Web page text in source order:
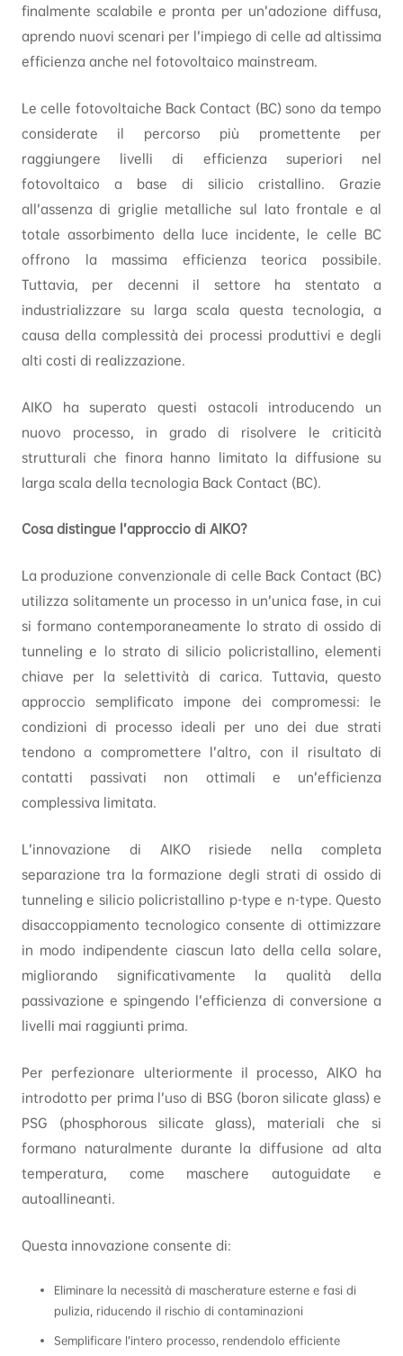
finalmente scalabile e pronta per un’adozione diffusa,
aprendo nuovi scenari per l’impiego di celle ad altissima
efficienza anche nel fotovoltaico mainstream.
Le celle fotovoltaiche Back Contact (BC) sono da tempo
considerate il percorso più promettente per
raggiungere livelli di efficienza superiori nel
fotovoltaico a base di silicio cristallino. Grazie
all’assenza di griglie metalliche sul lato frontale e al
totale assorbimento della luce incidente, le celle BC
offrono la massima efficienza teorica possibile.
Tuttavia, per decenni il settore ha stentato a
industrializzare su larga scala questa tecnologia, a
causa della complessità dei processi produttivi e degli
alti costi di realizzazione.
AIKO ha superato questi ostacoli introducendo un
nuovo processo, in grado di risolvere le criticità
strutturali che finora hanno limitato la diffusione su
larga scala della tecnologia Back Contact (BC).
Cosa distingue l’approccio di AIKO?
La produzione convenzionale di celle Back Contact (BC)
utilizza solitamente un processo in un’unica fase, in cui
si formano contemporaneamente lo strato di ossido di
tunneling e lo strato di silicio policristallino, elementi
chiave per la selettività di carica. Tuttavia, questo
approccio semplificato impone dei compromessi: le
condizioni di processo ideali per uno dei due strati
tendono a compromettere l’altro, con il risultato di
contatti passivati non ottimali e un’efficienza
complessiva limitata.
L’innovazione di AIKO risiede nella completa
separazione tra la formazione degli strati di ossido di
tunneling e silicio policristallino p-type e n-type. Questo
disaccoppiamento tecnologico consente di ottimizzare
in modo indipendente ciascun lato della cella solare,
migliorando significativamente la qualità della
passivazione e spingendo l’efficienza di conversione a
livelli mai raggiunti prima.
Per perfezionare ulteriormente il processo, AIKO ha
introdotto per prima l’uso di BSG (boron silicate glass) e
PSG (phosphorous silicate glass), materiali che si
formano naturalmente durante la diffusione ad alta
temperatura, come maschere autoguidate e
autoallineanti.
Questa innovazione consente di:
Eliminare la necessità di mascherature esterne e fasi di
pulizia, riducendo il rischio di contaminazioni
Semplificare l’intero processo, rendendolo efficiente